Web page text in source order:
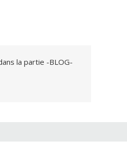
la partie -BLOG-